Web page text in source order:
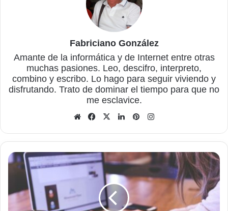
Fabriciano González
Amante de la informática y de Internet entre otras
muchas pasiones. Leo, descifro, interpreto,
combino y escribo. Lo hago para seguir viviendo y
disfrutando. Trato de dominar el tiempo para que no
me esclavice.
Sitio
Facebook
X LinkedInPinterest
Cómo
recuperar
documentos,
archivos